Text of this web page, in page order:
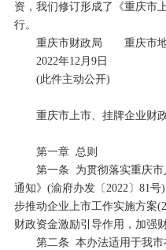
资，我们修订形成了《重庆市
行。
重庆市财政局 重庆市地
2022年12月9日
(此件主动公开)
重庆市上市、挂牌企业财
第一章 总则
第一条 为贯彻落实重庆市
通知》(渝府办发〔2022〕81
步推动企业上市工作实施方案
财政资金激励引导作用，加强
第二条 本办法适用于我市在